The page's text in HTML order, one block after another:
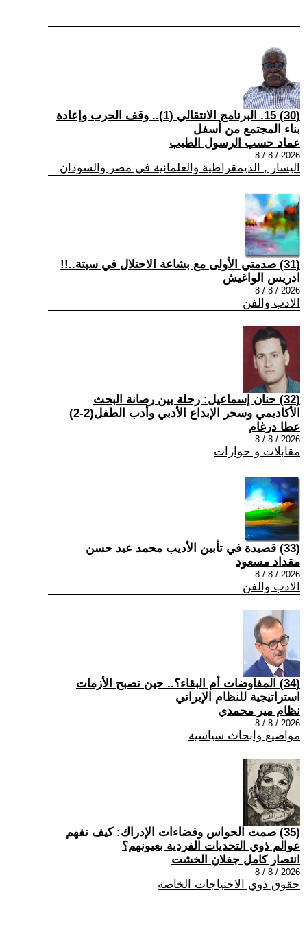
(30) 15. البرنامج الانتقالي (1).. وقف الحرب وإعادة
بناء المجتمع من أسفل
عماد حسب الرسول الطيب
2026 / 8 / 8
اليسار , الديمقراطية والعلمانية في مصر والسودان
(31) صدمتي الأولى مع بشاعة الاحتلال في سبتة..!!
ادريس الواغيش
2026 / 8 / 8
الادب والفن
(32) حنان إسماعيل: رحلة بين رصانة البحث
الأكاديمي وسحر الإبداع الأدبي وأدب الطفل(2-2)
عطا درغام
2026 / 8 / 8
مقابلات و حوارات
(33) قصيدة في تأبين الأديب محمد عبد حسن
مقداد مسعود
2026 / 8 / 8
الادب والفن
(34) المفاوضات أم البقاء؟.. حين تصبح الأزمات
استراتيجية للنظام الإيراني
نظام مير محمدي
2026 / 8 / 8
مواضيع وابحاث سياسية
(35) صمت الحواس وفضاءات الإدراك: كيف نفهم
عوالم ذوي التحديات الفردية بعيونهم؟
انتصار كامل جفلان الخشت
2026 / 8 / 8
حقوق ذوي الاحتياجات الخاصة